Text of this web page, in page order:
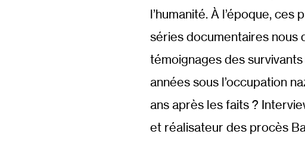
l’humanité. À l’époque,
séries documentaires nous
témoignages des
années sous l’occupation
ans après les faits ?
et réalisateur des procès